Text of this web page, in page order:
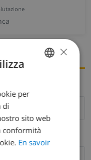
DUTCH
SPANISH
GERMAN
×
per
di
sito web
conformità
En savoir